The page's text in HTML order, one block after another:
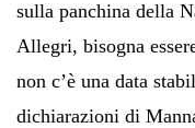
sulla panchina della
Allegri, bisogna
non c’è una data
dichiarazioni di